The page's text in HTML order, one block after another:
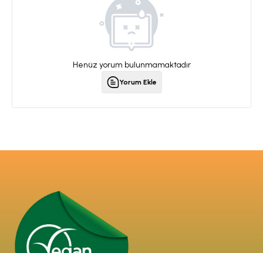
Henüz yorum bulunmamaktadır
Yorum Ekle